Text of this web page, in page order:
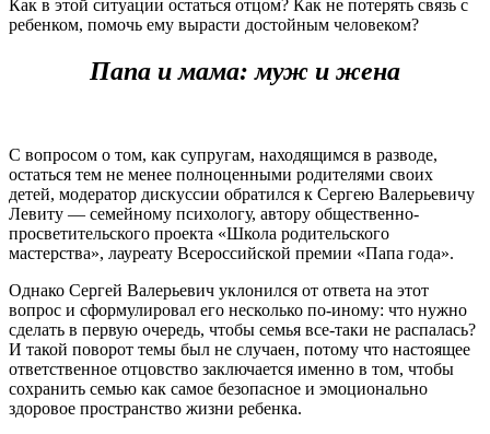
Как в этой ситуации остаться отцом? Как не потерять связь с
ребенком, помочь ему вырасти достойным человеком?
Папа и мама: муж и жена
С вопросом о том, как супругам, находящимся в разводе,
остаться тем не менее полноценными родителями своих
детей, модератор дискуссии обратился к Сергею Валерьевичу
Левиту — семейному психологу, автору общественно-
просветительского проекта «Школа родительского
мастерства», лауреату Всероссийской премии «Папа года».
Однако Cергей Валерьевич уклонился от ответа на этот
вопрос и сформулировал его несколько по-иному: что нужно
сделать в первую очередь, чтобы семья все-таки не распалась?
И такой поворот темы был не случаен, потому что настоящее
ответственное отцовство заключается именно в том, чтобы
сохранить семью как самое безопасное и эмоционально
здоровое пространство жизни ребенка.